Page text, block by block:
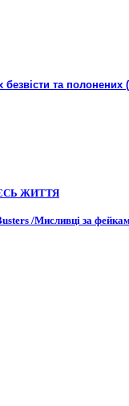
та полонених
ЖИТТЯ
/Мисливці за